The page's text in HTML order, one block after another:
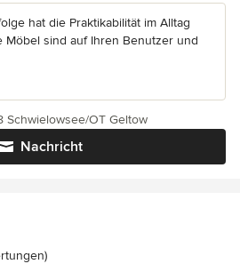
hat die Praktikabilität im Alltag
Möbel sind auf Ihren Benutzer und
Nachricht
Schwielowsee/OT Geltow
4.7 von 5 Sternen